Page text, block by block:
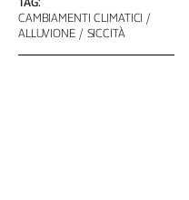
CAMBIAMENTI CLIMATICI
ALLUVIONE
SICCITÀ